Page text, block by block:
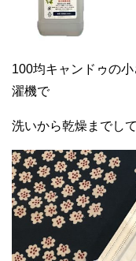
100均キャンドゥの
濯機で
洗いから乾燥までし